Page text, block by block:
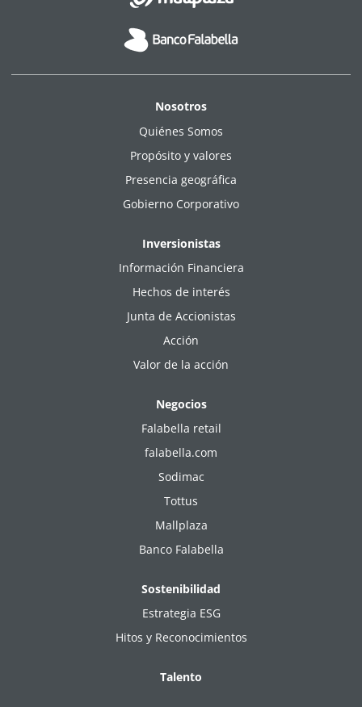
Nosotros
Quiénes Somos
Propósito y valores
Presencia geográfica
Gobierno Corporativo
Inversionistas
Información Financiera
Hechos de interés
Junta de Accionistas
Acción
Valor de la acción
Negocios
Falabella retail
falabella.com
Sodimac
Tottus
Mallplaza
Banco Falabella
Sostenibilidad
Estrategia ESG
Hitos y Reconocimientos
Talento